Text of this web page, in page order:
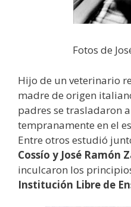
Fotos de
Hijo de un veterinario
madre de origen
padres se trasladaron
tempranamente en el
Entre otros estudió
Cossío y José Ramón
inculcaron los
Institución Libre de